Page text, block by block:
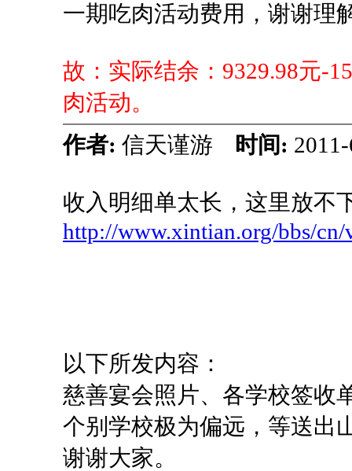
一期吃肉活动费用，谢谢理
故：实际结余：9329.98元-
肉活动。
作者: 信天谨游 时间:
收入明细单太长，这里放不
http://www.xintian.org/bbs/cn/
以下所发内容：
慈善宴会照片、各学校签收
个别学校极为偏远，等送出
谢谢大家。